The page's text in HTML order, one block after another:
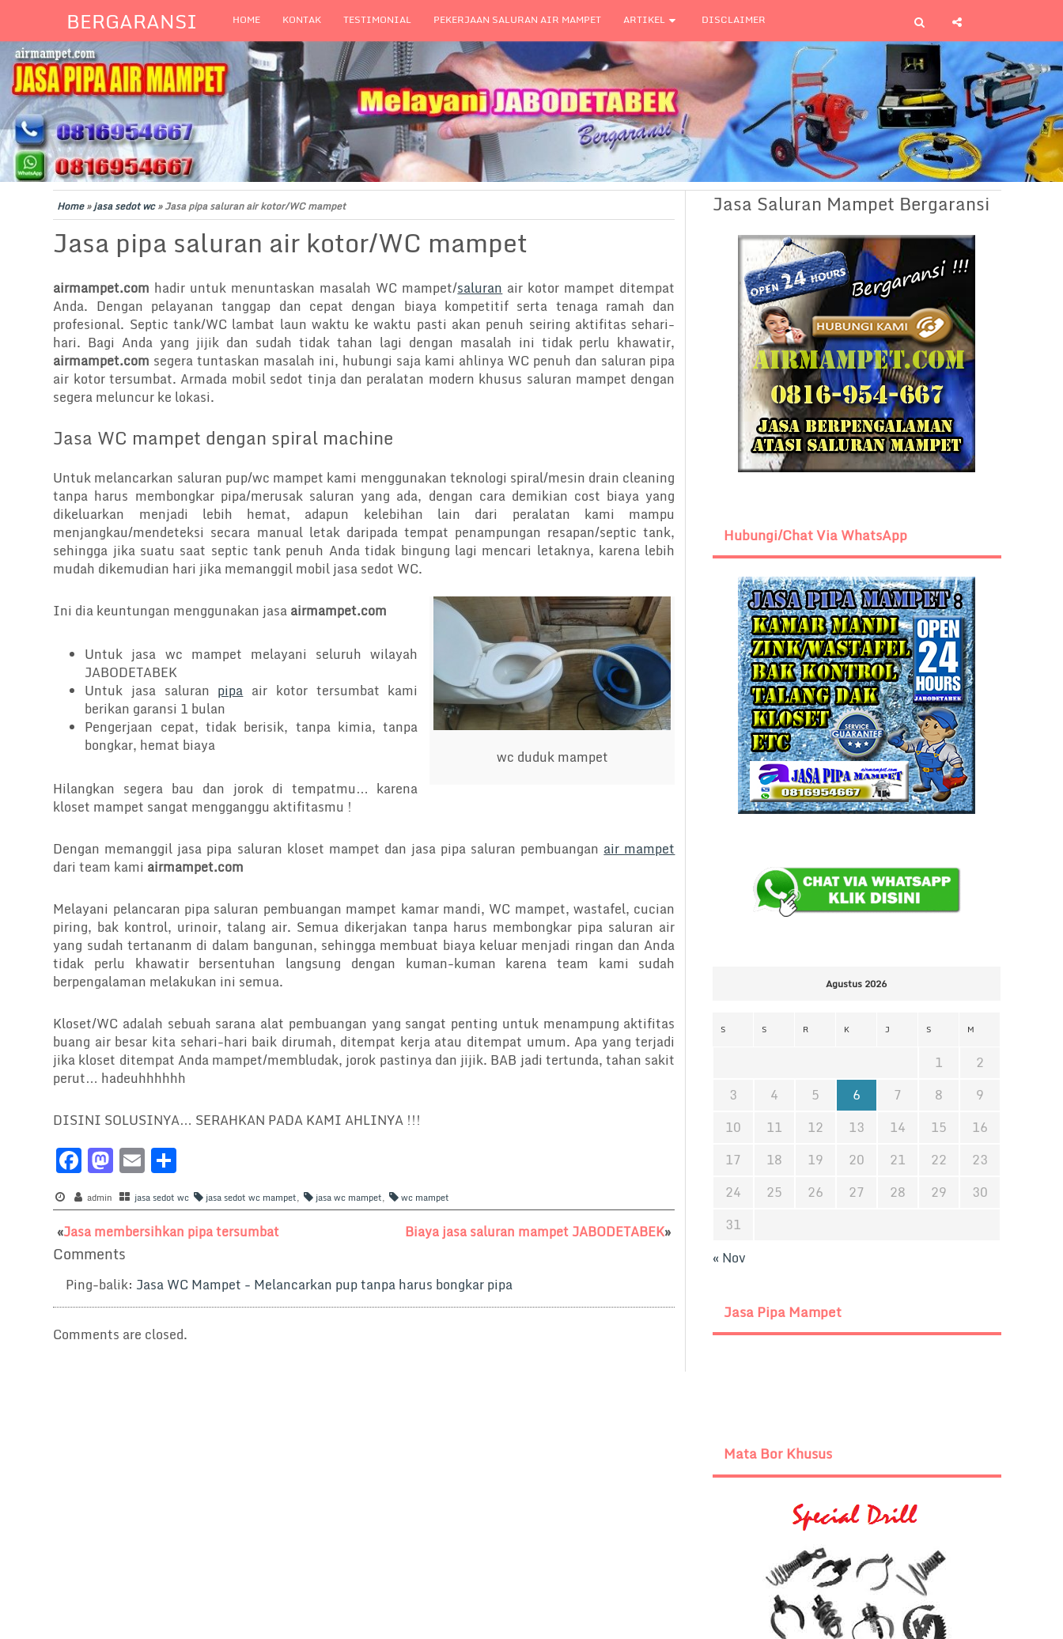
BERGARANSI HOME KONTAK TESTIMONIAL PEKERJAAN SALURAN AIR MAMPET ARTIKEL DISCLAIMER
Home»jasa sedot wc»Jasa pipa saluran air kotor/WC mampet
Jasa pipa saluran air kotor/WC mampet
airmampet.com hadir untuk menuntaskan masalah WC mampet/saluran air kotor mampet ditempat
Anda. Dengan pelayanan tanggap dan cepat dengan biaya kompetitif serta tenaga ramah dan
profesional. Septic tank/WC lambat laun waktu ke waktu pasti akan penuh seiring aktifitas sehari-
hari. Bagi Anda yang jijik dan sudah tidak tahan lagi dengan masalah ini tidak perlu khawatir,
airmampet.com segera tuntaskan masalah ini, hubungi saja kami ahlinya WC penuh dan saluran pipa
air kotor tersumbat. Armada mobil sedot tinja dan peralatan modern khusus saluran mampet dengan
segera meluncur ke lokasi.
Jasa WC mampet dengan spiral machine
Untuk melancarkan saluran pup/wc mampet kami menggunakan teknologi spiral/mesin drain cleaning
tanpa harus membongkar pipa/merusak saluran yang ada, dengan cara demikian cost biaya yang
dikeluarkan menjadi lebih hemat, adapun kelebihan lain dari peralatan kami mampu
menjangkau/mendeteksi secara manual letak daripada tempat penampungan resapan/septic tank,
sehingga jika suatu saat septic tank penuh Anda tidak bingung lagi mencari letaknya, karena lebih
mudah dikemudian hari jika memanggil mobil jasa sedot WC.
wc duduk mampet
Ini dia keuntungan menggunakan jasaairmampet.com
Untuk jasa wc mampet melayani seluruh wilayah
JABODETABEK
Untuk jasa saluran pipa air kotor tersumbat kami
berikan garansi 1 bulan
Pengerjaan cepat, tidak berisik, tanpa kimia, tanpa
bongkar, hemat biaya
Hilangkan segera bau dan jorok di tempatmu… karena
kloset mampet sangat mengganggu aktifitasmu !
Dengan memanggil jasa pipa saluran kloset mampet dan jasa pipa saluran pembuangan air mampet
dari team kami airmampet.com
Melayani pelancaran pipa saluran pembuangan mampet kamar mandi, WC mampet, wastafel, cucian
piring, bak kontrol, urinoir, talang air. Semua dikerjakan tanpa harus membongkar pipa saluran air
yang sudah tertananm di dalam bangunan, sehingga membuat biaya keluar menjadi ringan dan Anda
tidak perlu khawatir bersentuhan langsung dengan kuman-kuman karena team kami sudah
berpengalaman melakukan ini semua.
Kloset/WC adalah sebuah sarana alat pembuangan yang sangat penting untuk menampung aktifitas
buang air besar kita sehari-hari baik dirumah, ditempat kerja atau ditempat umum. Apa yang terjadi
jika kloset ditempat Anda mampet/membludak, jorok pastinya dan jijik. BAB jadi tertunda, tahan sakit
perut… hadeuhhhhhh
DISINI SOLUSINYA… SERAHKAN PADA KAMI AHLINYA !!!
F
a
c
e
b
o
o
k
M
a
st
o
d
o
n
E
m
ai
l
h
ar
e
admin jasa sedot wc jasa sedot wc mampet, jasa wc mampet, wc mampet
«Jasa membersihkan pipa tersumbat Biaya jasa saluran mampet JABODETABEK»
Comments
Ping-balik: Jasa WC Mampet - Melancarkan pup tanpa harus bongkar pipa
Comments are closed.
Jasa Saluran Mampet Bergaransi
Hubungi/Chat Via WhatsApp
Agustus 2026
S S R K J S M
1
2
3
4 5 6 7 8
9
10
11 12 13 14 15
16
17
18 19 20 21 22
23
24
25 26 27 28 29
30
31
« Nov
Jasa Pipa Mampet
Mata Bor Khusus